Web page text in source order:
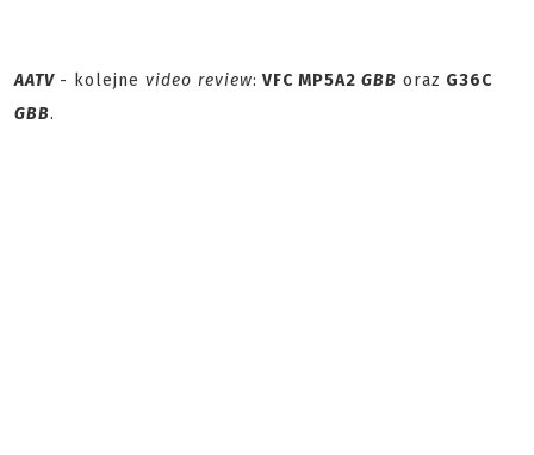
AATV - kolejne video review: VFC MP5A2 GBB oraz G36C
GBB.